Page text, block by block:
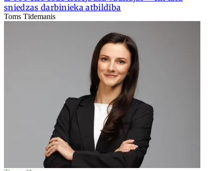
sniedzas darbinieka atbildība
Toms Tīdemanis